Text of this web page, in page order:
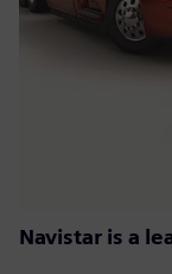
Navistar is a